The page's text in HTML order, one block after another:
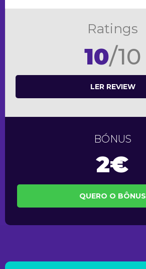
Ratings
10/10
LER REVIEW
BÓNUS
2€
QUERO O BÔNUS